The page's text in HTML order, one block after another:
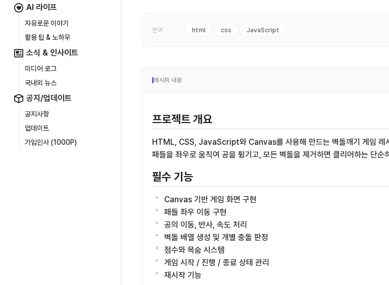
AI 라이프
자유로운 이야기
활용 팁 & 노하우
소식 & 인사이트
미디어 로그
국내외 뉴스
공지/업데이트
공지사항
업데이트
가입인사 (1000P)
언어 html css JavaScript
레시피 내용
프로젝트 개요
HTML, CSS, JavaScript와 Canvas를 사용해 만드는 벽돌깨기 게임 레
패들을 좌우로 움직여 공을 튕기고, 모든 벽돌을 제거하면 클리어하는 단순
필수 기능
Canvas 기반 게임 화면 구현
패들 좌우 이동 구현
공의 이동, 반사, 속도 처리
벽돌 배열 생성 및 개별 충돌 판정
점수와 목숨 시스템
게임 시작 / 진행 / 종료 상태 관리
재시작 기능